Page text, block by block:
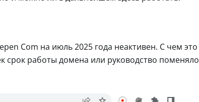
Com на июль 2025 года неактивен. С чем это
срок работы домена или руководство поменяло